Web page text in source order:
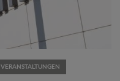
VERANSTALTUNGEN